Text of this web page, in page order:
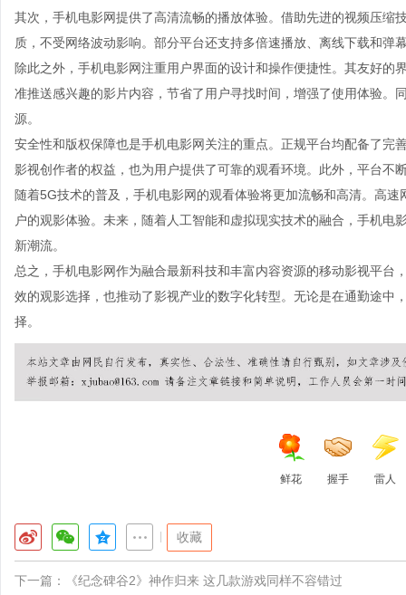
其次，手机电影网提供了高清流畅的播放体验。借助先进的视频压缩
质，不受网络波动影响。部分平台还支持多倍速播放、离线下载和弹
除此之外，手机电影网注重用户界面的设计和操作便捷性。其友好
准推送感兴趣的影片内容，节省了用户寻找时间，增强了使用体验。
源。
安全性和版权保障也是手机电影网关注的重点。正规平台均配备了完
影视创作者的权益，也为用户提供了可靠的观看环境。此外，平台不
随着5G技术的普及，手机电影网的观看体验将更加流畅和高清。高
户的观影体验。未来，随着人工智能和虚拟现实技术的融合，手机
新潮流。
总之，手机电影网作为融合最新科技和丰富内容资源的移动影视平
效的观影选择，也推动了影视产业的数字化转型。无论是在通勤途中
择。
鲜花 握手 雷人
收藏
下一篇： 《纪念碑谷2》神作归来 这几款游戏同样不容错过